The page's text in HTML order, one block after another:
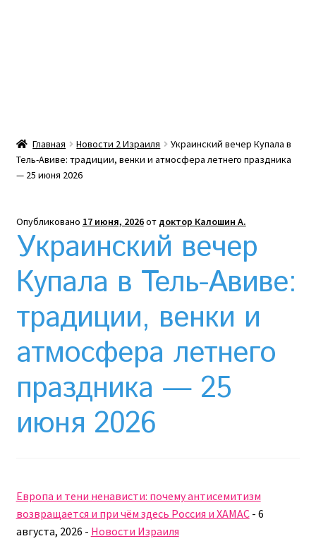
Компания
Корзина
Мой аккаунт
Необычный союз NAnews и Nikk.Agency
Отзывы про Клексан
Оформление заказа
Политика конфиденциальности
Рекомендации
Главная Новости 2 Израиля
Украинский вечер Купала в
Тель-Авиве: традиции, венки и атмосфера летнего праздника
— 25 июня 2026
Опубликовано 17 июня, 2026от доктор Калошин А.
Украинский вечер
Купала в Тель-Авиве:
традиции, венки и
атмосфера летнего
праздника — 25
июня 2026
Европа и тени ненависти: почему антисемитизм
возвращается и при чём здесь Россия и ХАМАС- 6
августа, 2026 - Новости Израиля